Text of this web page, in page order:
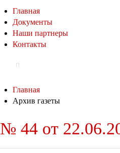
Главная
Документы
Наши партнеры
Контакты
Главная
Архив газеты
№ 44 от